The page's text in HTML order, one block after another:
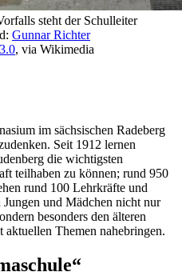
steht der Schulleiter
Gunnar Richter
, via Wikimedia
im sächsischen Radeberg
Seit 1912 lernen
die wichtigsten
teilhaben zu können; rund 950
rund 100 Lehrkräfte und
Jungen und Mädchen nicht nur
besonders den älteren
aktuellen Themen nahebringen.